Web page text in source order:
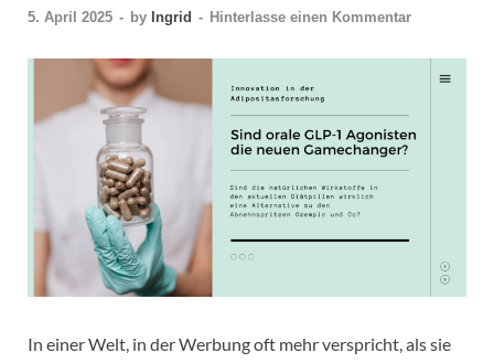
5. April 2025 - by Ingrid - Hinterlasse einen Kommentar
In einer Welt, in der Werbung oft mehr verspricht, als sie